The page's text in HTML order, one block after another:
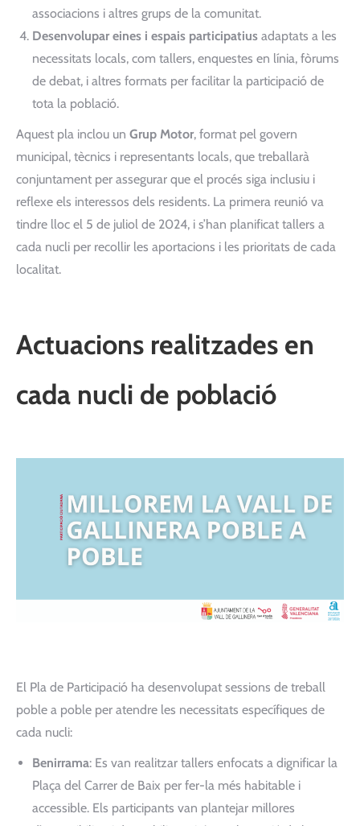
associacions i altres grups de la comunitat.
Desenvolupar eines i espais participatius adaptats a les
necessitats locals, com tallers, enquestes en línia, fòrums
de debat, i altres formats per facilitar la participació de
tota la població.
Aquest pla inclou un Grup Motor, format pel govern
municipal, tècnics i representants locals, que treballarà
conjuntament per assegurar que el procés siga inclusiu i
reflexe els interessos dels residents. La primera reunió va
tindre lloc el 5 de juliol de 2024, i s’han planificat tallers a
cada nucli per recollir les aportacions i les prioritats de cada
localitat.
Actuacions realitzades en
cada nucli de població
El Pla de Participació ha desenvolupat sessions de treball
poble a poble per atendre les necessitats específiques de
cada nucli:
Benirrama: Es van realitzar tallers enfocats a dignificar la
Plaça del Carrer de Baix per fer-la més habitable i
accessible. Els participants van plantejar millores